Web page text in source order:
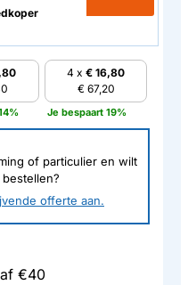
4 x€ 16,80
€ 67,20
Je bespaart 19%
of particulier en wilt
offerte aan.
€40